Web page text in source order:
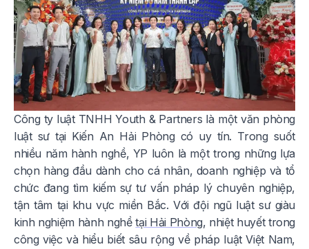
Công ty luật TNHH Youth & Partners là một văn phòng
luật sư tại Kiến An Hải Phòng có uy tín. Trong suốt
nhiều năm hành nghề, YP luôn là một trong những lựa
chọn hàng đầu dành cho cá nhân, doanh nghiệp và tổ
chức đang tìm kiếm sự tư vấn pháp lý chuyên nghiệp,
tận tâm tại khu vực miền Bắc. Với đội ngũ luật sư giàu
kinh nghiệm hành nghềtại Hải Phòng, nhiệt huyết trong
công việc và hiểu biết sâu rộng về pháp luật Việt Nam,